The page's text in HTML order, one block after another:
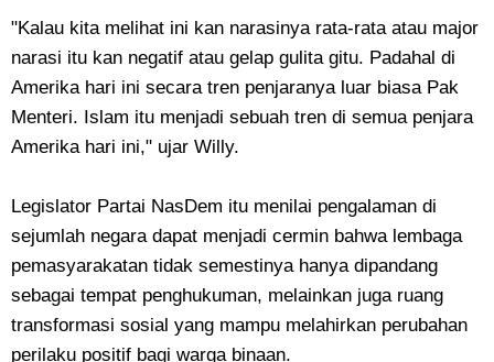
"Kalau kita melihat ini kan narasinya rata-rata atau major
narasi itu kan negatif atau gelap gulita gitu. Padahal di
Amerika hari ini secara tren penjaranya luar biasa Pak
Menteri. Islam itu menjadi sebuah tren di semua penjara
Amerika hari ini," ujar Willy.
Legislator Partai NasDem itu menilai pengalaman di
sejumlah negara dapat menjadi cermin bahwa lembaga
pemasyarakatan tidak semestinya hanya dipandang
sebagai tempat penghukuman, melainkan juga ruang
transformasi sosial yang mampu melahirkan perubahan
perilaku positif bagi warga binaan.